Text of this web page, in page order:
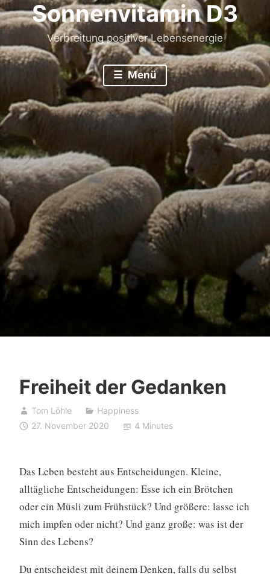
Sonnenvitamin D3
Verbreitung positiver Lebensenergie
Menü
Freiheit der Gedanken
Tom Löhle
Happiness
27. November 2020
4 Minutes
Das Leben besteht aus Entscheidungen. Kleine,
alltägliche Entscheidungen: Esse ich ein Brötchen
oder ein Müsli zum Frühstück? Und größere: lasse ich
mich impfen oder nicht? Und ganz große: was ist der
Sinn des Lebens?
Du entscheidest mit deinem Denken, falls du selbst